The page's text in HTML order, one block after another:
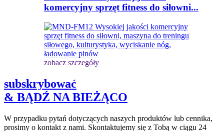
komercyjny sprzęt fitness do siłowni...
zobacz szczegóły
subskrybować
& BĄDŹ NA BIEŻĄCO
W przypadku pytań dotyczących naszych produktów lub cennika,
prosimy o kontakt z nami. Skontaktujemy się z Tobą w ciągu 24